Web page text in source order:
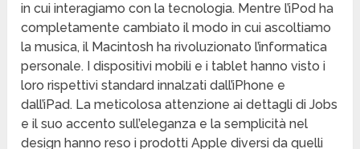
in cui interagiamo con la tecnologia. Mentre l’iPod ha
completamente cambiato il modo in cui ascoltiamo
la musica, il Macintosh ha rivoluzionato l’informatica
personale. I dispositivi mobili e i tablet hanno visto i
loro rispettivi standard innalzati dall’iPhone e
dall’iPad. La meticolosa attenzione ai dettagli di Jobs
e il suo accento sull’eleganza e la semplicità nel
design hanno reso i prodotti Apple diversi da quelli